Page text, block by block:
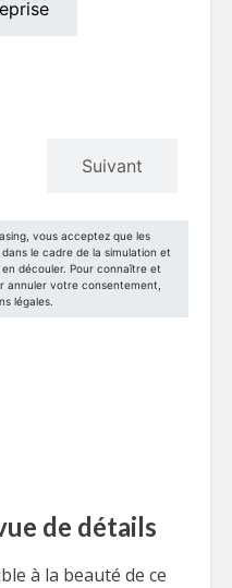
de détails
à la beauté de ce